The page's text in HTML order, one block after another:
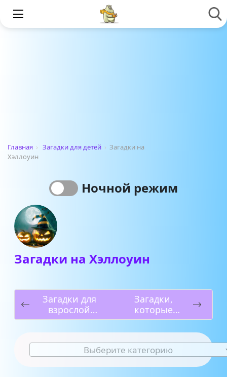
Главная › Загадки для детей › Загадки на
Хэллоуин
Ночной режим
Загадки на Хэллоуин
Загадки для
взрослой
компании
Загадки,
которые
невозможно
отгадать
Выберите категорию